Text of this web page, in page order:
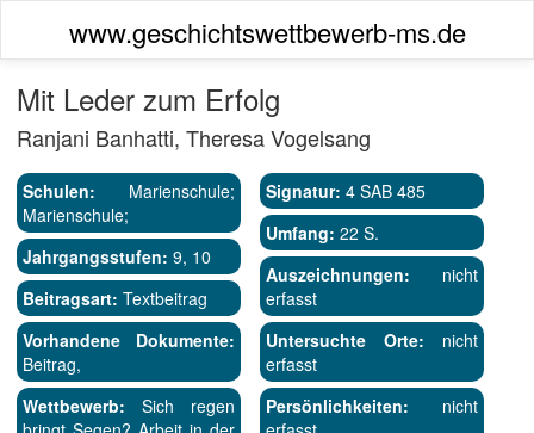
www.geschichtswettbewerb-ms.de
Mit Leder zum Erfolg
Ranjani Banhatti, Theresa Vogelsang
Schulen: Marienschule;
Marienschule;
Jahrgangsstufen: 9, 10
Beitragsart: Textbeitrag
Vorhandene Dokumente:
Beitrag,
Wettbewerb: Sich regen
Signatur: 4 SAB 485
Umfang: 22 S.
Auszeichnungen: nicht
erfasst
Untersuchte Orte: nicht
erfasst
Persönlichkeiten: nicht